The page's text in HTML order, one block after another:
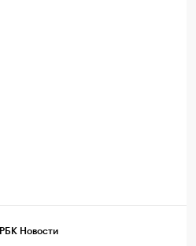
РБК Новости